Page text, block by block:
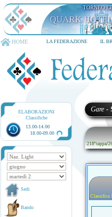
TORNEO
QUARK
HOME LA FEDERAZIONE IL
ELABORAZIONI
Classifiche
13.00-14.00
18.00-09.00
Sedi
Bando
Gare -
218ª tappa/
Classifica